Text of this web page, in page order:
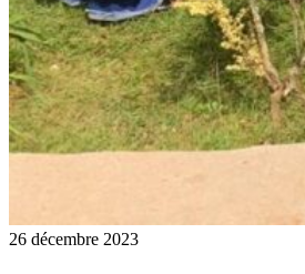
26 décembre 2023